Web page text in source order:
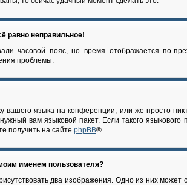
равно неправильное!
часовой пояс, но время отображается по-
проблемы.
вашего языка на конференции, или же просто
вам языковой пакет. Если такого
получить на сайте phpBB®.
именем пользователя?
два изображения. Одно из них может